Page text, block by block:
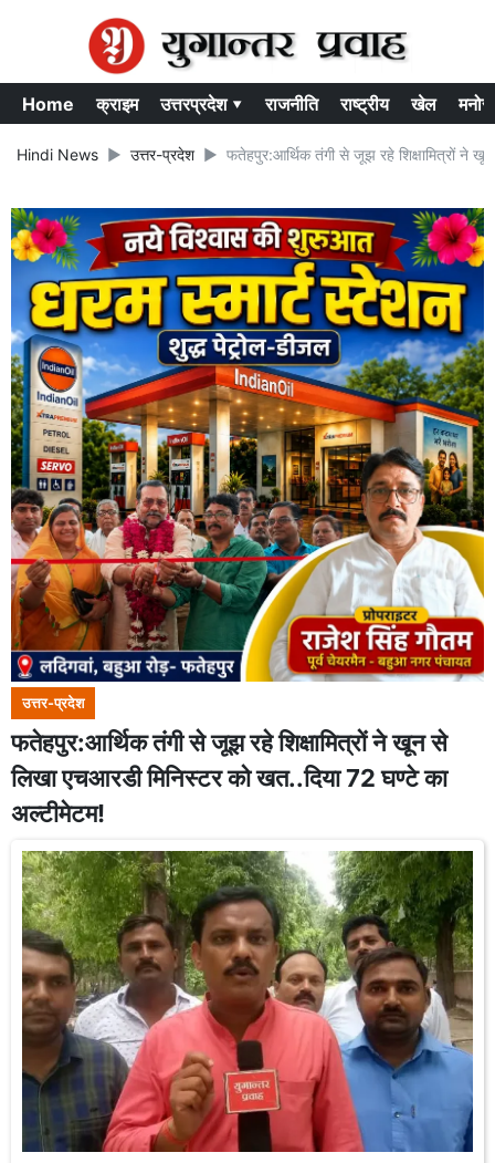
Home क्राइम उत्तरप्रदेश ▾ राजनीति राष्ट्रीय खेल
Hindi News उत्तर-प्रदेश फतेहपुर:आर्थिक तंगी से जूझ रहे शिक्षामित्रों ने
उत्तर-प्रदेश
फतेहपुर:आर्थिक तंगी से जूझ रहे शिक्षामित्रों ने खून से
लिखा एचआरडी मिनिस्टर को खत..दिया 72 घण्टे का
अल्टीमेटम!